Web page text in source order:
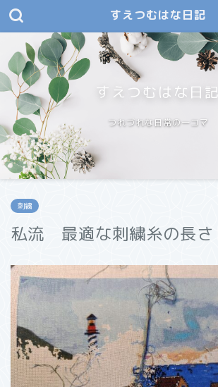
すえつむはな日記
すえつむはな日記
つれづれな日常の一コマ
刺繍
私流 最適な刺繍糸の長さ